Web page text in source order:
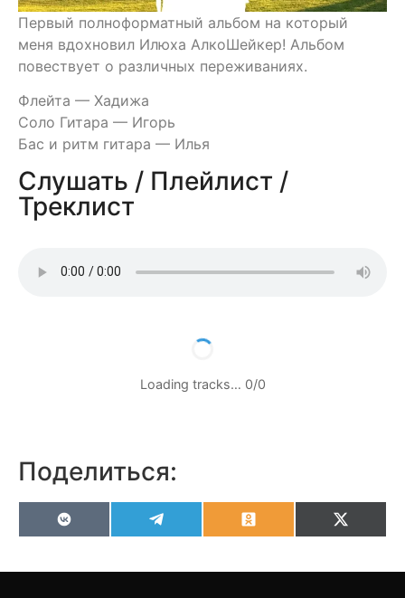
Первый полноформатный альбом на который
меня вдохновил Илюха АлкоШейкер! Альбом
повествует о различных переживаниях.
Флейта — Хадижа
Соло Гитара — Игорь
Бас и ритм гитара — Илья
Слушать / Плейлист /
Треклист
Loading tracks… 0/0
Поделиться:
VK OdnoklassnikiX